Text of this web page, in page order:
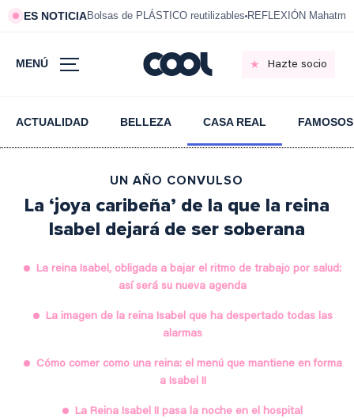
ES NOTICIABolsas de PLÁSTICO reutilizables REFLEXIÓN
MENÚ Hazte socio
ACTUALIDAD BELLEZA CASA REAL FAMOSOS
UN AÑO CONVULSO
La ‘joya caribeña’ de la que la reina
Isabel dejará de ser soberana
La reina Isabel, obligada a bajar el ritmo de trabajo por salud:
así será su nueva agenda
La imagen de la reina Isabel que ha despertado todas las
alarmas
Cómo comer como una reina: el menú que mantiene en forma
a Isabel II
La Reina Isabel II pasa la noche en el hospital